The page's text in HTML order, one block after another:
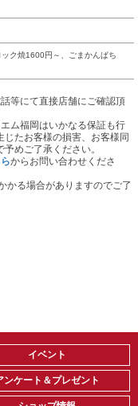
ク焼1600円～、ごまかんぱち
等にて直接店舗にご確認頂
ム福岡はいかなる保証も行
たお客様の損害、お客様同
めご了承ください。
からお問い合わせくださ
かる場合がありますのでご了
イベント
ンケート＆プレゼント